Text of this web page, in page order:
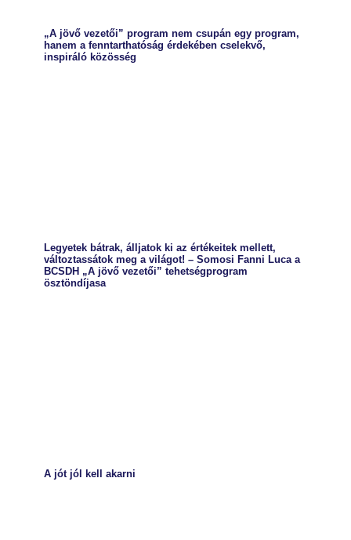
„A jövő vezetői” program nem csupán egy program,
hanem a fenntarthatóság érdekében cselekvő,
inspiráló közösség
Legyetek bátrak, álljatok ki az értékeitek mellett,
változtassátok meg a világot! – Somosi Fanni Luca a
BCSDH „A jövő vezetői” tehetségprogram
ösztöndíjasa
A jót jól kell akarni